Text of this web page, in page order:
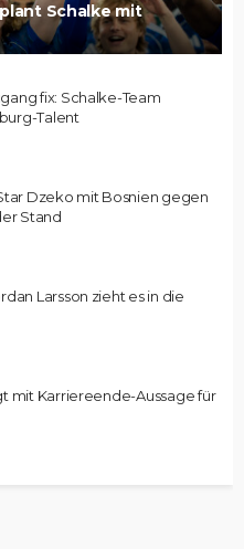
Schalke mit
fix: Schalke-Team
Talent
Dzeko mit Bosnien gegen
Stand
Larsson zieht es in die
mit Karriereende-Aussage für